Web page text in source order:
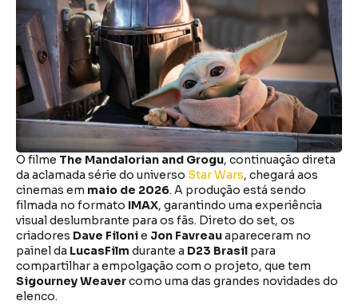
O filme The Mandalorian and Grogu, continuação direta
da aclamada série do universo Star Wars, chegará aos
cinemas em maio de 2026. A produção está sendo
filmada no formato IMAX, garantindo uma experiência
visual deslumbrante para os fãs. Direto do set, os
criadores Dave Filonie Jon Favreauapareceram no
painel da LucasFilm durante a D23 Brasil para
compartilhar a empolgação com o projeto, que tem
Sigourney Weavercomo uma das grandes novidades do
elenco.